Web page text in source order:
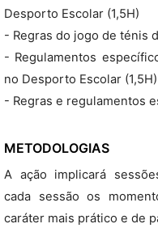
Desporto Escolar (1,5H)
- Regras do jogo de ténis
- Regulamentos
no Desporto Escolar (1,5H)
- Regras e regulamentos
METODOLOGIAS
A ação implicará
cada sessão os
caráter mais prático e de